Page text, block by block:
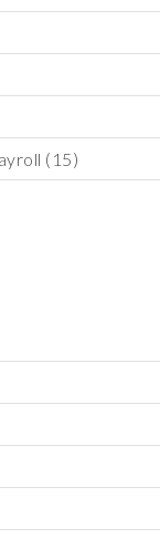
(15)